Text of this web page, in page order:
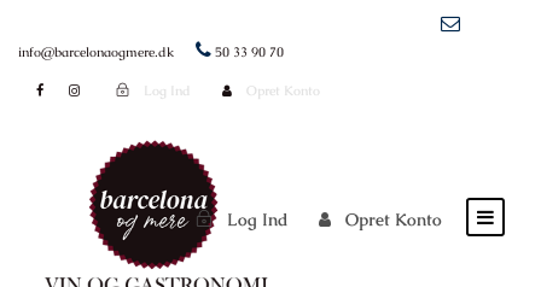
info@barcelonaogmere.dk 50 33 90 70
Log Ind Opret Konto
Log Ind Opret Konto